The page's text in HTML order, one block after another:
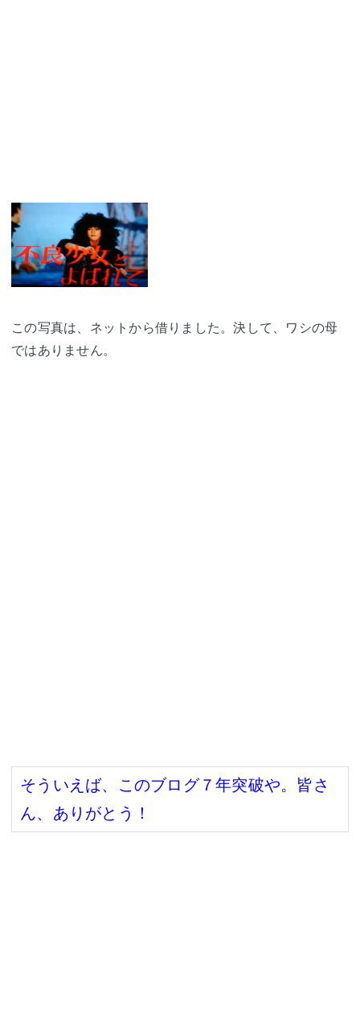
この写真は、ネットから借りました。決して、ワシの母
ではありません。
そういえば、このブログ７年突破や。皆さ
ん、ありがとう！